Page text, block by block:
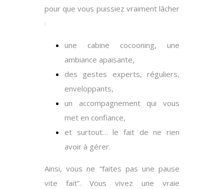
pour que vous puissiez vraiment lâcher
:
une cabine cocooning, une
ambiance apaisante,
des gestes experts, réguliers,
enveloppants,
un accompagnement qui vous
met en confiance,
et surtout… le fait de ne rien
avoir à gérer.
Ainsi, vous ne “faites pas une pause
vite fait”. Vous vivez une vraie